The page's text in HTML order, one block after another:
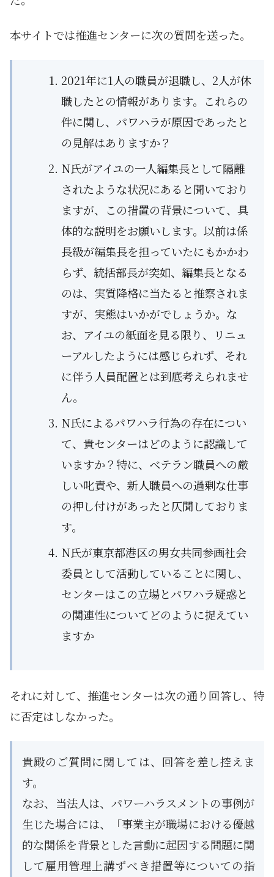
本サイトでは推進センターに次の質問を送った。
2021年に1人の職員が退職し、2人が休
職したとの情報があります。これらの
件に関し、パワハラが原因であったと
の見解はありますか？
N氏がアイユの一人編集長として隔離
されたような状況にあると聞いており
ますが、この措置の背景について、具
体的な説明をお願いします。以前は係
長級が編集長を担っていたにもかかわ
らず、統括部長が突如、編集長となる
のは、実質降格に当たると推察されま
すが、実態はいかがでしょうか。な
お、アイユの紙面を見る限り、リニュ
ーアルしたようには感じられず、それ
に伴う人員配置とは到底考えられませ
ん。
N氏によるパワハラ行為の存在につい
て、貴センターはどのように認識して
いますか？特に、ベテラン職員への厳
しい叱責や、新人職員への過剰な仕事
の押し付けがあったと仄聞しておりま
す。
N氏が東京都港区の男女共同参画社会
委員として活動していることに関し、
センターはこの立場とパワハラ疑惑と
の関連性についてどのように捉えてい
ますか
それに対して、推進センターは次の通り回答し、特
に否定はしなかった。
貴殿のご質問に関しては、回答を差し控えま
す。
なお、当法人は、パワーハラスメントの事例が
生じた場合には、「事業主が職場における優越
的な関係を背景とした言動に起因する問題に関
して雇用管理上講ずべき措置等についての指